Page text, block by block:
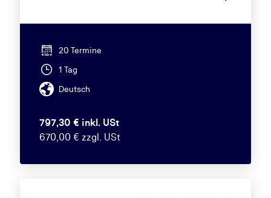
20 Termine
1 Tag
Deutsch
797,30 € inkl. USt
670,00 € zzgl. USt